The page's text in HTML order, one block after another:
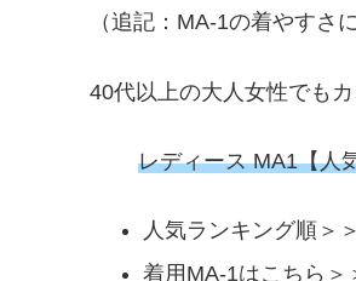
（追記：MA-1の着やすさ
40代以上の大人女性でも
レディース MA1【人
人気ランキング順＞
着用MA-1はこちら＞